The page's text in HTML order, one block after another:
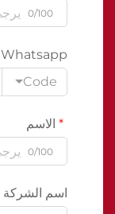
0/100
Whatsapp
Code
الاسم
0/100
اسم الشركة